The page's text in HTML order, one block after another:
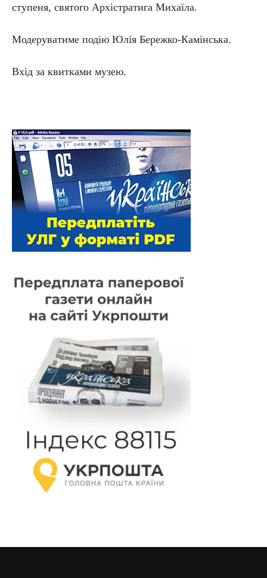
ступеня, святого Архістратига Михаїла.
Модеруватиме подію Юлія Бережко-Камінська.
Вхід за квитками музею.